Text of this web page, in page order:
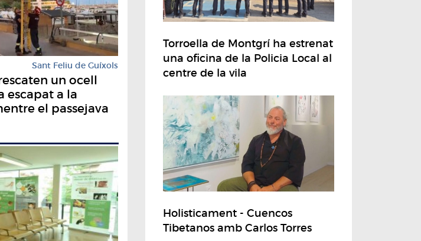
Sant Feliu de Guíxols
un ocell
escapat a la
el passejava
Torroella de Montgrí ha estrenat
una oficina de la Policia Local al
centre de la vila
Holisticament - Cuencos
Tibetanos amb Carlos Torres